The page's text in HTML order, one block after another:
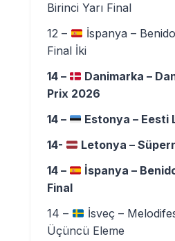
Birinci Yarı Final
12 –
İspanya –
Final İki
14 –
Danimarka –
Prix 2026
14 –
Estonya – Eesti
14-
Letonya –
14 –
İspanya –
Final
14 –
İsveç –
Üçüncü Eleme